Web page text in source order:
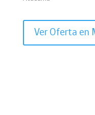
Ver Oferta en